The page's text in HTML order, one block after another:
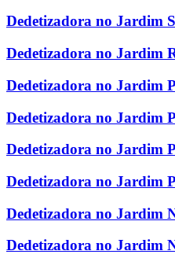
Dedetizadora no Jardim
Dedetizadora no Jardim
Dedetizadora no Jardim
Dedetizadora no Jardim
Dedetizadora no Jardim
Dedetizadora no Jardim
Dedetizadora no Jardim
Dedetizadora no Jardim